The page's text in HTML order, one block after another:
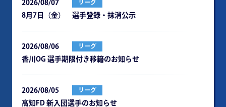
2026/08/07 リーグ
8月7日（金） 選手登録・抹消公示
2026/08/06 リーグ
⾹川OG 選⼿期限付き移籍のお知らせ
2026/08/05 リーグ
⾼知FD 新⼊団選⼿のお知らせ